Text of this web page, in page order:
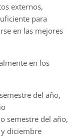
externos,
para
en las mejores
en los
del año,
semestre del año,
diciembre